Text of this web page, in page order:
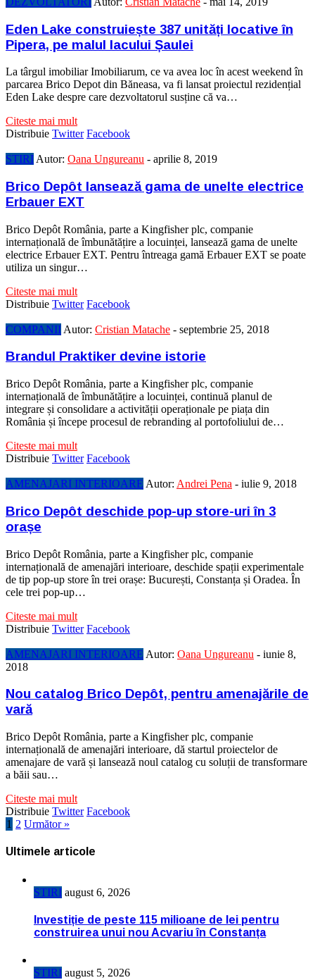
Eden Lake construiește 387 unități locative în
Pipera, pe malul lacului Șaulei
La târgul imobiliar Imobiliarum, ce va avea loc în acest weekend în
parcarea Brico Depot din Băneasa, va fi lansat proiectul rezidențial
Eden Lake despre care dezvoltatorul susține că va…
Citeste mai mult
Distribuie Twitter Facebook
STIRI Autor: Oana Ungureanu - aprilie 8, 2019
Brico Depôt lansează gama de unelte electrice
Erbauer EXT
Brico Depôt România, parte a Kingfisher plc, companie
internațională de îmbunătățire a locuinței, lansează gama de unelte
electrice Erbauer EXT. Pentru întreaga gamă Erbauer EXT se poate
utiliza un singur…
Citeste mai mult
Distribuie Twitter Facebook
COMPANII Autor: Cristian Matache - septembrie 25, 2018
Brandul Praktiker devine istorie
Brico Depôt România, parte a Kingfisher plc, companie
internațională de îmbunătățire a locuinței, continuă planul de
integrare și consolidare a activității operaționale pe piața din
România și începe procesul de rebranding al portofoliului de…
Citeste mai mult
Distribuie Twitter Facebook
AMENAJARI INTERIOARE Autor: Andrei Pena - iulie 9, 2018
Brico Depôt deschide pop-up store-uri în 3
orașe
Brico Depôt România, parte a Kingfisher plc, companie
internațională de amenajări interioare, deschide spații experimentale
de tip pop-up store în trei orașe: București, Constanța și Oradea. În
cele trei pop-up…
Citeste mai mult
Distribuie Twitter Facebook
AMENAJARI INTERIOARE Autor: Oana Ungureanu - iunie 8,
2018
Nou catalog Brico Depôt, pentru amenajările de
vară
Brico Depôt România, parte a Kingfisher plc, companie
internațională de amenajări interioare, dă startul proiectelor de
amenajare de vară și lansează noul catalog cu soluții de transformare
a băii sau…
Citeste mai mult
Distribuie Twitter Facebook
1 2 Următor »
Ultimele articole
STIRI august 6, 2026
Investiție de peste 115 milioane de lei pentru
construirea unui nou Acvariu în Constanța
STIRI august 5, 2026